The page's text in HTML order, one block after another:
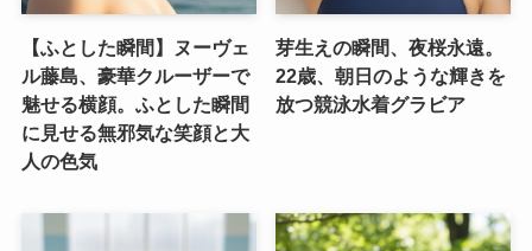
【ふとした瞬間】ヌーヴェ
ル藤島、豪華クルーザーで
魅せる横顔。ふとした瞬間
に見せる無邪気な笑顔と大
人の色気
芽生えの瞬間、夜桜永遠。
22歳、朝日のような輝きを
放つ競泳水着グラビア